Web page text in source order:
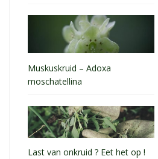
Muskuskruid – Adoxa
moschatellina
Last van onkruid ? Eet het op !